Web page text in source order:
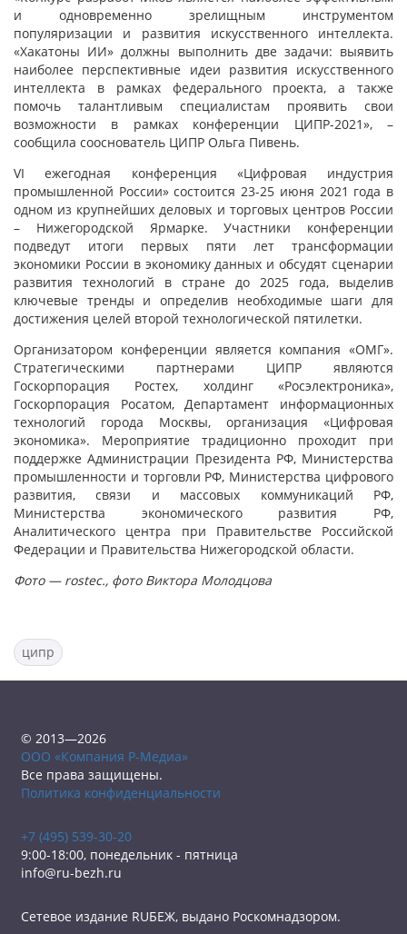
и одновременно зрелищным инструментом
популяризации и развития искусственного интеллекта.
«Хакатоны ИИ» должны выполнить две задачи: выявить
наиболее перспективные идеи развития искусственного
интеллекта в рамках федерального проекта, а также
помочь талантливым специалистам проявить свои
возможности в рамках конференции ЦИПР-2021», –
сообщила сооснователь ЦИПР Ольга Пивень.
VI ежегодная конференция «Цифровая индустрия
промышленной России» состоится 23-25 июня 2021 года в
одном из крупнейших деловых и торговых центров России
– Нижегородской Ярмарке. Участники конференции
подведут итоги первых пяти лет трансформации
экономики России в экономику данных и обсудят сценарии
развития технологий в стране до 2025 года, выделив
ключевые тренды и определив необходимые шаги для
достижения целей второй технологической пятилетки.
Организатором конференции является компания «ОМГ».
Стратегическими партнерами ЦИПР являются
Госкорпорация Ростех, холдинг «Росэлектроника»,
Госкорпорация Росатом, Департамент информационных
технологий города Москвы, организация «Цифровая
экономика». Мероприятие традиционно проходит при
поддержке Администрации Президента РФ, Министерства
промышленности и торговли РФ, Министерства цифрового
развития, связи и массовых коммуникаций РФ,
Министерства экономического развития РФ,
Аналитического центра при Правительстве Российской
Федерации и Правительства Нижегородской области.
Фото — rostec., фото Виктора Молодцова
ципр
© 2013—2026
ООО «Компания Р-Медиа»
Все права защищены.
Политика конфиденциальности
+7 (495) 539-30-20
9:00-18:00, понедельник - пятница
info@ru-bezh.ru
Сетевое издание RUБЕЖ, выдано Роскомнадзором.